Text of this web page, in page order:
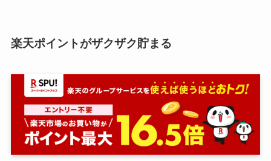
楽天ポイントがザクザク貯まる